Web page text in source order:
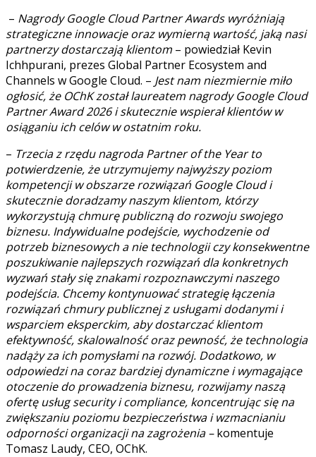
– Nagrody Google Cloud Partner Awards wyróżniają
strategiczne innowacje oraz wymierną wartość, jaką nasi
partnerzy dostarczają klientom – powiedział Kevin
Ichhpurani, prezes Global Partner Ecosystem and
Channels w Google Cloud. – Jest nam niezmiernie miło
ogłosić, że OChK został laureatem nagrody Google Cloud
Partner Award 2026 i skutecznie wspierał klientów w
osiąganiu ich celów w ostatnim roku.
– Trzecia z rzędu nagroda Partner of the Year to
potwierdzenie, że utrzymujemy najwyższy poziom
kompetencji w obszarze rozwiązań Google Cloud i
skutecznie doradzamy naszym klientom, którzy
wykorzystują chmurę publiczną do rozwoju swojego
biznesu. Indywidualne podejście, wychodzenie od
potrzeb biznesowych a nie technologii czy konsekwentne
poszukiwanie najlepszych rozwiązań dla konkretnych
wyzwań stały się znakami rozpoznawczymi naszego
podejścia. Chcemy kontynuować strategię łączenia
rozwiązań chmury publicznej z usługami dodanymi i
wsparciem eksperckim, aby dostarczać klientom
efektywność, skalowalność oraz pewność, że technologia
nadąży za ich pomysłami na rozwój. Dodatkowo, w
odpowiedzi na coraz bardziej dynamiczne i wymagające
otoczenie do prowadzenia biznesu, rozwijamy naszą
ofertę usług security i compliance, koncentrując się na
zwiększaniu poziomu bezpieczeństwa i wzmacnianiu
odporności organizacji na zagrożenia –komentuje
Tomasz Laudy, CEO, OChK.